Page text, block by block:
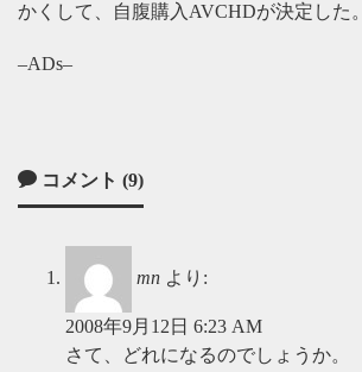
かくして、自腹購入AVCHDが決定した。
–ADs–
コメント (9)
mn より:
2008年9月12日 6:23 AM
さて、どれになるのでしょうか。